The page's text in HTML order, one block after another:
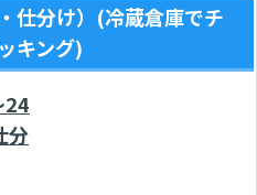
仕分け）(冷蔵倉庫でチ
キング)
24
分